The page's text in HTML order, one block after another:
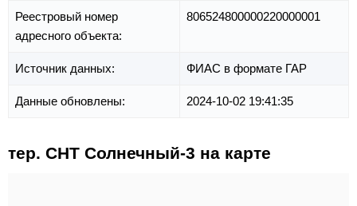
Реестровый номер
адресного объекта:
806524800000220000001
Источник данных: ФИАС в формате ГАР
Данные обновлены: 2024-10-02 19:41:35
тер. СНТ Солнечный-3 на карте